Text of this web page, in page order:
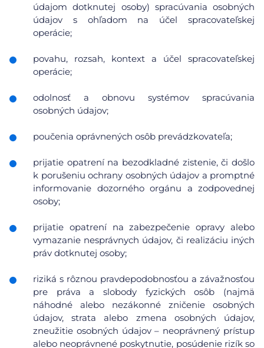
údajom dotknutej osoby) spracúvania osobných
údajov s ohľadom na účel spracovateľskej
operácie;
povahu, rozsah, kontext a účel spracovateľskej
operácie;
odolnosť a obnovu systémov spracúvania
osobných údajov;
poučenia oprávnených osôb prevádzkovateľa;
prijatie opatrení na bezodkladné zistenie, či došlo
k porušeniu ochrany osobných údajov a promptné
informovanie dozorného orgánu a zodpovednej
osoby;
prijatie opatrení na zabezpečenie opravy alebo
vymazanie nesprávnych údajov, či realizáciu iných
práv dotknutej osoby;
riziká s rôznou pravdepodobnosťou a závažnosťou
pre práva a slobody fyzických osôb (najmä
náhodné alebo nezákonné zničenie osobných
údajov, strata alebo zmena osobných údajov,
zneužitie osobných údajov – neoprávnený prístup
alebo neoprávnené poskytnutie, posúdenie rizík so